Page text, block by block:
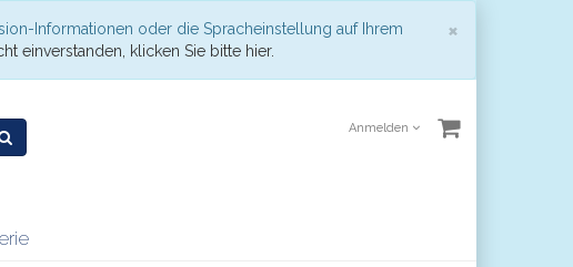
×
Informationen oder die Spracheinstellung auf Ihrem
einverstanden, klicken Sie bitte hier.
Anmelden